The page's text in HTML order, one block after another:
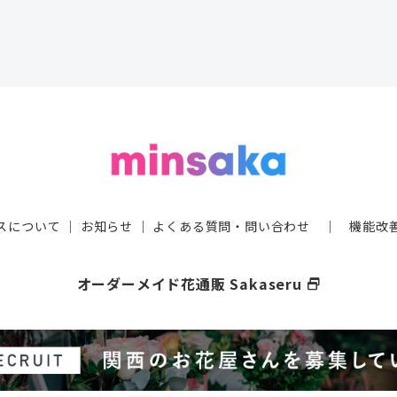
について ｜ お知らせ ｜ よくある質問・問い合わせ ｜機能改
オーダーメイド花通販 Sakaseru select_window